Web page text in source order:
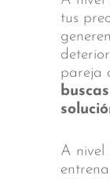
tus
pareja
A nivel